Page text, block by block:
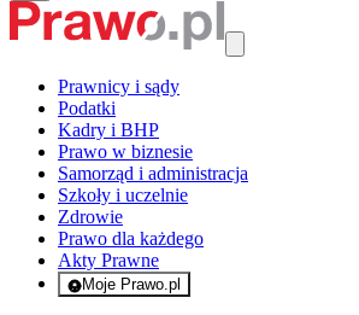
Prawnicy i sądy
Podatki
Kadry i BHP
Prawo w biznesie
Samorząd i administracja
Szkoły i uczelnie
Zdrowie
Prawo dla każdego
Akty Prawne
Moje Prawo.pl
- rejestracja i logowanie do serwisu